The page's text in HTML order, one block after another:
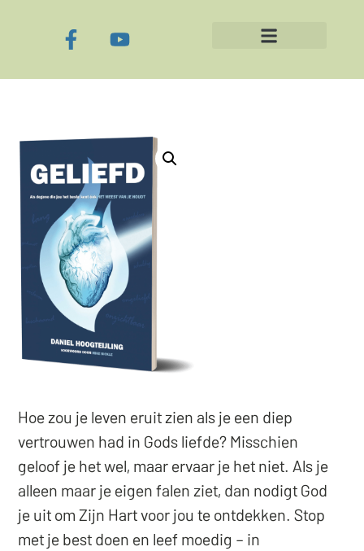
Hoe zou je leven eruit zien als je een diep
vertrouwen had in Gods liefde? Misschien
geloof je het wel, maar ervaar je het niet. Als je
alleen maar je eigen falen ziet, dan nodigt God
je uit om Zijn Hart voor jou te ontdekken. Stop
met je best doen en leef moedig – in